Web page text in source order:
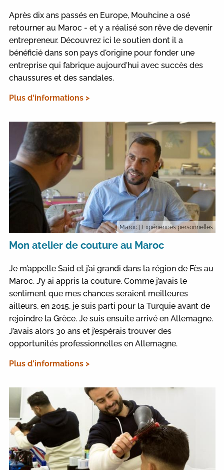
Après dix ans passés en Europe, Mouhcine a osé
retourner au Maroc - et y a réalisé son rêve de devenir
entrepreneur. Découvrez ici le soutien dont il a
bénéficié dans son pays d'origine pour fonder une
entreprise qui fabrique aujourd'hui avec succès des
chaussures et des sandales.
Plus d'informations >
Maroc | Expériences personnelles
Mon atelier de couture au Maroc
Je m’appelle Said et j’ai grandi dans la région de Fès au
Maroc. J’y ai appris la couture. Comme j’avais le
sentiment que mes chances seraient meilleures
ailleurs, en 2015, je suis parti pour la Turquie avant de
rejoindre la Grèce. Je suis ensuite arrivé en Allemagne.
J’avais alors 30 ans et j’espérais trouver des
opportunités professionnelles en Allemagne.
Plus d'informations >